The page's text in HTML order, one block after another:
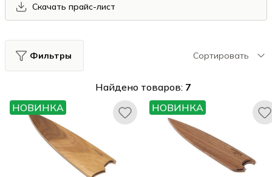
Скачать прайс-лист
Фильтры Сортировать
Найдено товаров: 7
НОВИНКА
НОВИНКА